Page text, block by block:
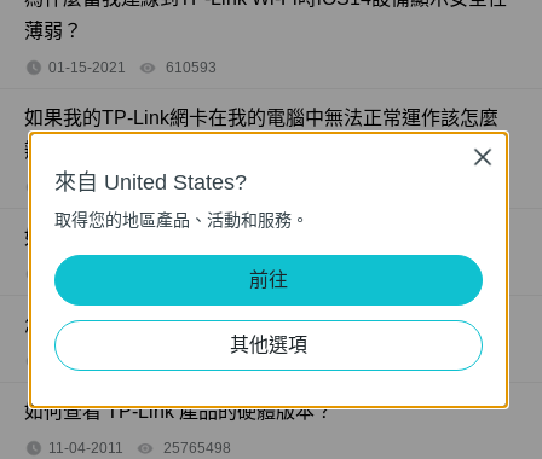
薄弱？
01-15-2021 610593
如果我的TP-Link網卡在我的電腦中無法正常運作該怎麼
辦？
08-17-2018 946878views
如何找到TP-Link設備的產品型號呢？
07-09-2018 views
怎麼看TP-Link產品的序號?
11-15-2017
如何查看 TP-Link 產品的硬體版本？
11-04-2011 25765498
來自 United States?
取得您的地區產品、活動和服務。
前往
其他選項
Close